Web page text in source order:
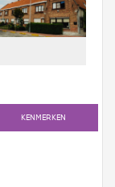
KENMERKEN